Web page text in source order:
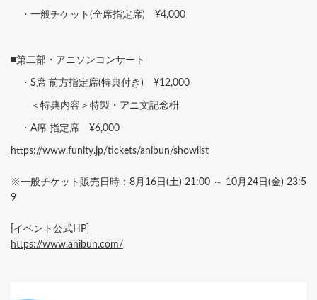
・一般チケット(全席指定席) ¥4,000
■第二部・アニソンコンサート
・S席 前方指定席(特典付き) ¥12,000
＜特典内容＞特製・アニ文記念枡
・A席 指定席 ¥6,000
https://www.funity.jp/tickets/anibun/showlist
※一般チケット販売日時：8月16日(土) 21:00 ～ 10月24日(金) 23:5
9
[イベント公式HP]
https://www.anibun.com/